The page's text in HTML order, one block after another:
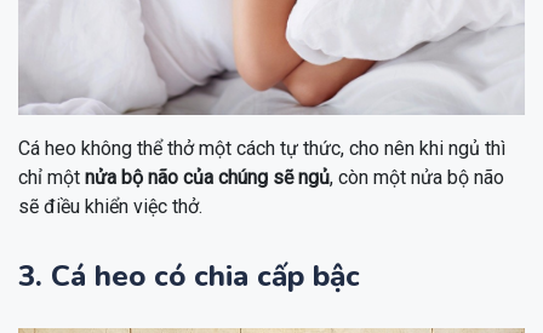
Cá heo không thể thở một cách tự thức, cho nên khi ngủ thì
chỉ một nửa bộ não của chúng sẽ ngủ, còn một nửa bộ não
sẽ điều khiển việc thở.
3. Cá heo có chia cấp bậc